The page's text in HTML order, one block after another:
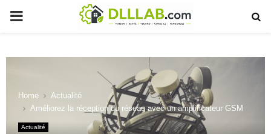
PRIMARY
Home
Actualité
Améliorez la réception du réseau avec un amplificateur GSM
Actualité